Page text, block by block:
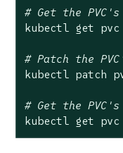
# Get the
kubectl get pvc
# Patch the
kubectl patch
# Get the
kubectl get pvc